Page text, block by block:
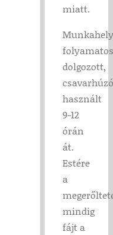
miatt.
dolgozott,
használt
9-12
órán
át.
Estére
a
mindig
fájt a